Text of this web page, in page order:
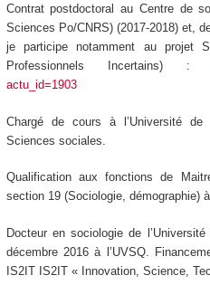
Contrat postdoctoral au Centre de
Sciences Po/CNRS) (2017-2018) et,
je participe notamment au projet
Professionnels Incertains) :
actu_id=1903
Chargé de cours à l’Université de
Sciences sociales.
Qualification aux fonctions de
section 19 (Sociologie, démographie)
Docteur en sociologie de
décembre 2016 à l’UVSQ.
IS2IT IS2IT « Innovation, Science,